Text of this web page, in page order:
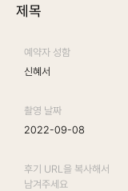
제목
예약자 성함
신혜서
촬영 날짜
2022-09-08
후기 URL을 복사해서
남겨주세요